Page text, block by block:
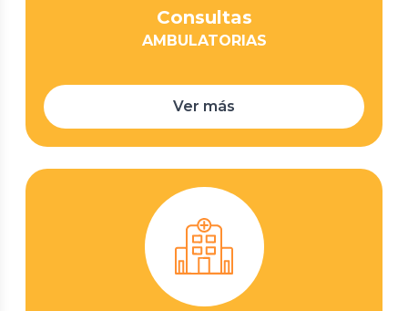
Consultas
AMBULATORIAS
Ver más